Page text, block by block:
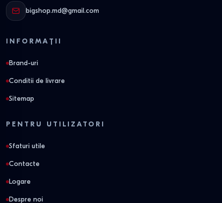
bigshop.md@gmail.com
INFORMAȚII
Brand-uri
Conditii de livrare
Sitemap
PENTRU UTILIZATORI
Sfaturi utile
Contacte
Logare
Despre noi